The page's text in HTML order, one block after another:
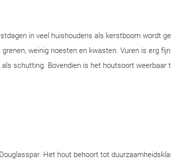
in veel huishoudens als kerstboom wordt
weinig noesten en kwasten. Vuren is erg
schutting. Bovendien is het houtsoort weerbaar
Het hout behoort tot